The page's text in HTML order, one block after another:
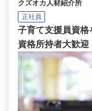
クズオカ人材紹介所
正社員
子育て支援員資
資格所持者大歓迎